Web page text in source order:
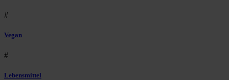
#
Vegan
#
Lebensmittel